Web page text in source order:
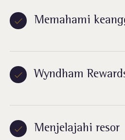
Memahami
Wyndham
Menjelajahi resor